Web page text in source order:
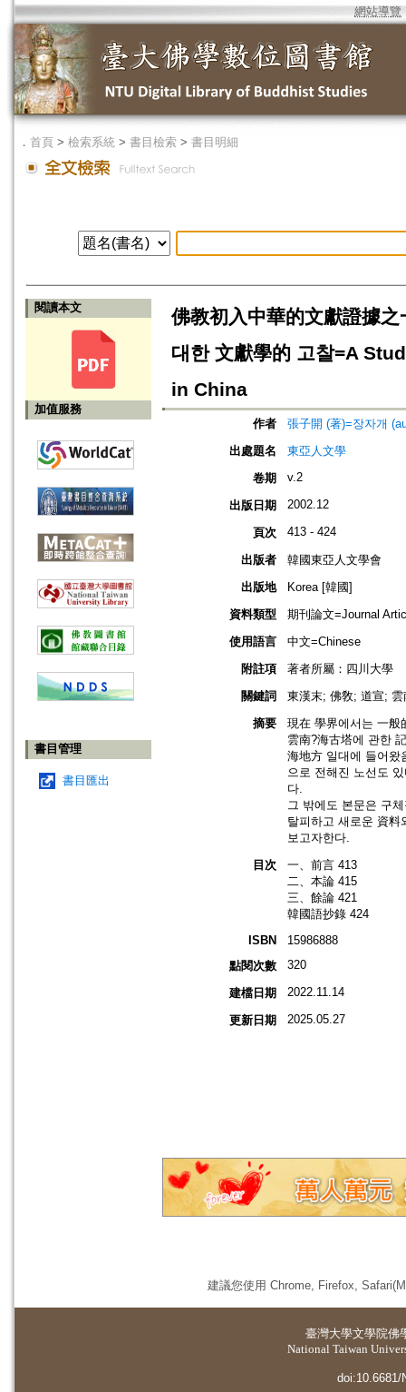
網站導覽
． 首頁 > 檢索系統 > 書目檢索 > 書目明細
閱讀本文
加值服務
書目管理
書目匯出
佛教初入中華的文獻證據
대한 文獻學的 고찰=A
in China
作者
張子開 (著)=장자개
出處題名
東亞人文學
卷期
v.2
出版日期 2002.12
頁次 413 - 424
出版者
韓國東亞人文學會
出版地
Korea [韓國]
資料類型
期刊論文=Journal
使用語言
中文=Chinese
附註項
著者所屬：四川大學
關鍵詞
東漢末; 佛敎; 道宣;
摘要
現在 學界에서는 一般
雲南?海古塔에 관한
海地方 일대에 들어왔
으로 전해진 노선도
다.
그 밖에도 본문은 구
탈피하고 새로운 資
보고자한다.
目次
一、前言 413
二、本論 415
三、餘論 421
韓國語抄錄 424
ISBN
15986888
點閱次數
320
建檔日期 2022.11.14
更新日期 2025.05.27
建議您使用 Chrome, Firefox,
臺灣大學文學院佛
National Taiwan
doi:10.6681/